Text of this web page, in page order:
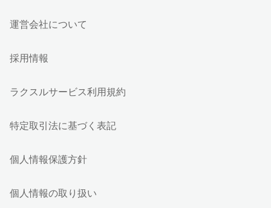
運営会社について
採用情報
ラクスルサービス利用規約
特定取引法に基づく表記
個人情報保護方針
個人情報の取り扱い